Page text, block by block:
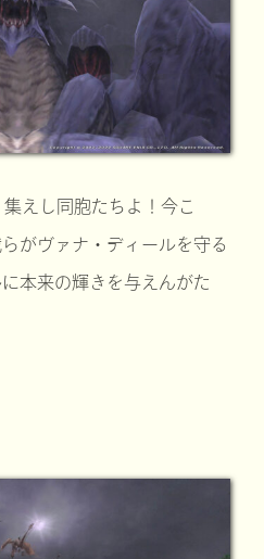
えし同胞たちよ！今こ
がヴァナ・ディールを守る
本来の輝きを与えんがた